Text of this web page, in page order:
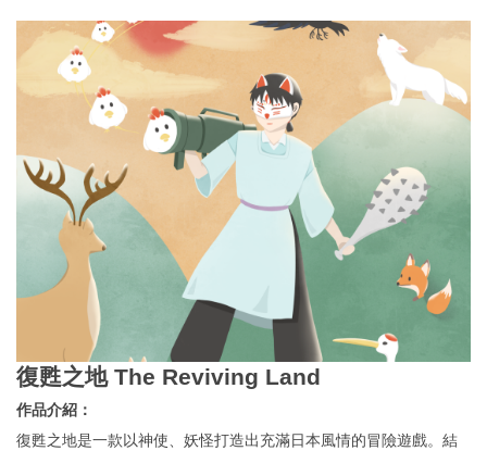
復甦之地 The Reviving Land
作品介紹：
復甦之地是一款以神使、妖怪打造出充滿日本風情的冒險遊戲。結